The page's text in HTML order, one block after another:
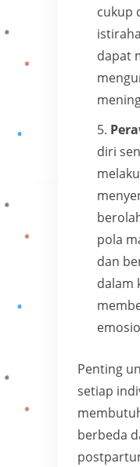
cukup
dapat
diri
pola
dan
dalam
Penting
setiap
berbeda